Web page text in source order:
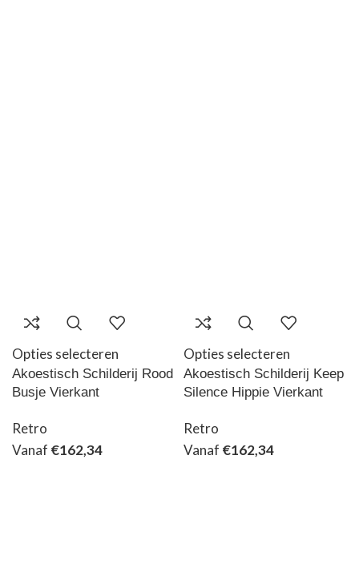
Opties selecteren
Akoestisch Schilderij Rood
Busje Vierkant
Retro
Vanaf €162,34
Opties selecteren
Akoestisch Schilderij Keep
Silence Hippie Vierkant
Retro
Vanaf €162,34